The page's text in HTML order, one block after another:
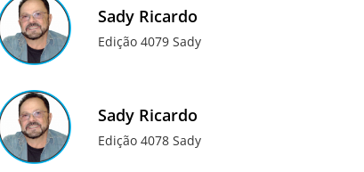
Sady Ricardo
Edição 4079 Sady
Sady Ricardo
Edição 4078 Sady